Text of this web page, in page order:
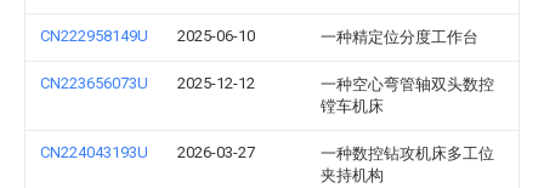
CN222958149U 2025-06-10 一种精定位分度工作台
CN223656073U 2025-12-12
一种空心弯管轴双头数控
镗车机床
CN224043193U 2026-03-27
一种数控钻攻机床多工位
夹持机构